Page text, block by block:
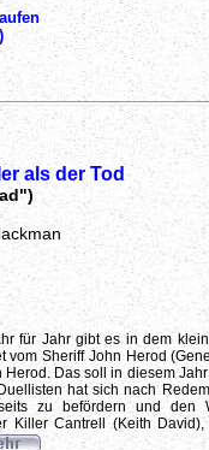
als der Tod
für Jahr gibt es in dem
vom Sheriff John Herod
Das soll in diesem
hat sich nach
zu befördern und den
Killer Cantrell (Keith